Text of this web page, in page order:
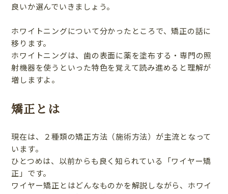
良いか選んでいきましょう。
ホワイトニングについて分かったところで、矯正の話に
移ります。
ホワイトニングは、歯の表面に薬を塗布する・専門の照
射機器を使うといった特色を覚えて読み進めると理解が
増しますよ。
矯正とは
現在は、２種類の矯正方法（施術方法）が主流となって
います。
ひとつめは、以前からも良く知られている「ワイヤー矯
正」です。
ワイヤー矯正とはどんなものかを解説しながら、ホワイ